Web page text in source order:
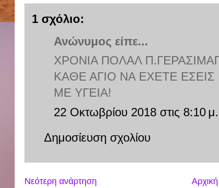
1 σχόλιο:
Ανώνυμος είπε...
ΧΡΟΝΙΑ ΠΟΛΑΛ
ΚΑΘΕ ΑΓΙΟ ΝΑ ΕΧΕΤΕ ΕΣΕΙΣ
ΜΕ ΥΓΕΙΑ!
22 Οκτωβρίου 2018 στις 8:10
Δημοσίευση σχολίου
Νεότερη ανάρτηση